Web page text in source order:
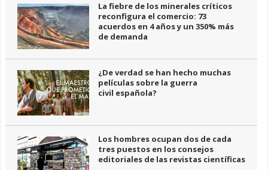
La fiebre de los minerales críticos
reconfigura el comercio: 73
acuerdos en 4 años y un 350% más
de demanda
¿De verdad se han hecho muchas
películas sobre la guerra
civil española?
Los hombres ocupan dos de cada
tres puestos en los consejos
editoriales de las revistas científicas